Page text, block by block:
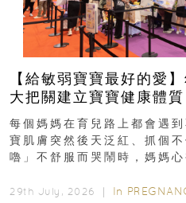
【給敏弱寶寶最好的愛
大把關建立寶寶健康體
每個媽媽在育兒路上都會遇
寶肌膚突然後天泛紅、抓個
嚕」不舒服而哭鬧時，媽媽
29th July, 2026 ｜ In